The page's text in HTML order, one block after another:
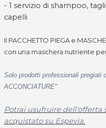
- 1 servizio di shampoo,
capelli
Il PACCHETTO PIEGA e
con una maschera nutriente
Solo prodotti professionali pregiati
ACCONCIATURE"
Potrai usufruire dell'offerta
acquistato su Espevia.